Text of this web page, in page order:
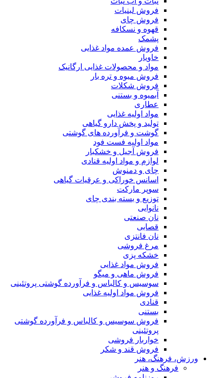
فروش لبنیات
فروش چای
قهوه و نسکافه
پشمک
فروش عمده مواد غذایی
خاویار
مواد و محصولات غذایی ارگانیک
فروش میوه و تره بار
فروش شکلات
آبمیوه و بستنی
عطاری
مواد اولیه غذایی
تولید و پخش دارو گیاهی
گوشت و فرآورده های گوشتی
مواد اولیه فست فود
فروش آجیل و خشکبار
لوازم و مواد اولیه قنادی
چای و دمنوش
اسانس خوراکی و عرقیات گیاهی
سوپر مارکت
توزیع و بسته بندی چای
نانوایی
نان صنعتی
قصابی
نان فانتزی
مرغ فروشی
خشکه پزی
فروش مواد غذایی
فروش ماهی و میگو
سوسیس و کالباس و فرآورده گوشتی پروتئینی
فروش مواد اولیه غذایی
قنادی
بستنی
فروش سوسیس و کالباس و فرآورده گوشتی
پروتئینی
خواربار فروشی
فروش قند و شکر
ورزش، فرهنگ، هنر
فرهنگ و هنر